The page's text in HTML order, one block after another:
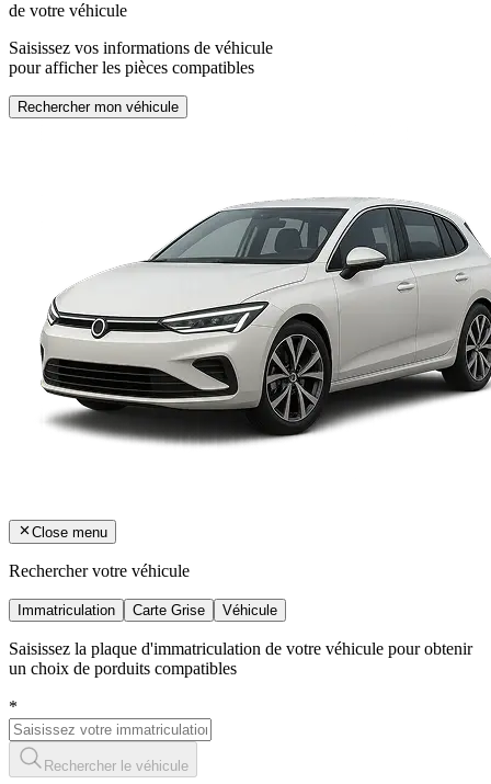
de votre véhicule
Saisissez vos informations de véhicule
pour afficher les pièces compatibles
Rechercher mon véhicule
Close menu
Rechercher votre véhicule
Immatriculation Carte Grise Véhicule
Saisissez la plaque d'immatriculation de votre véhicule pour obtenir
un choix de porduits compatibles
*
Rechercher le véhicule